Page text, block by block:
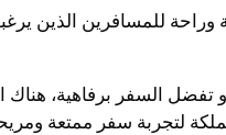
وراحة للمسافرين الذين
السفر برفاهية، هناك
لتجربة سفر ممتعة